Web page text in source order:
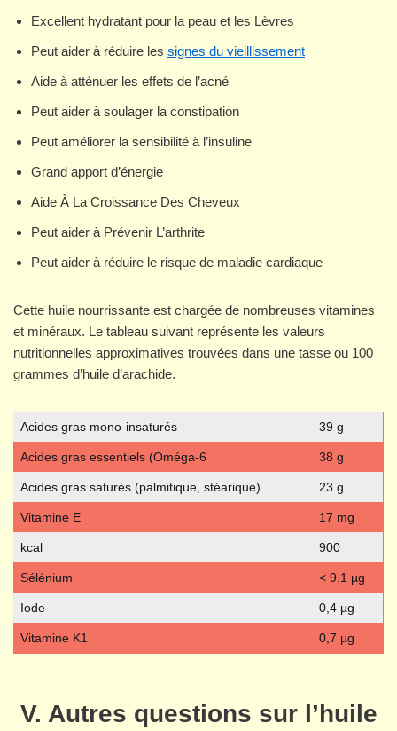
Excellent hydratant pour la peau et les Lèvres
Peut aider à réduire les signes du vieillissement
Aide à atténuer les effets de l’acné
Peut aider à soulager la constipation
Peut améliorer la sensibilité à l’insuline
Grand apport d’énergie
Aide À La Croissance Des Cheveux
Peut aider à Prévenir L’arthrite
Peut aider à réduire le risque de maladie cardiaque
Cette huile nourrissante est chargée de nombreuses vitamines
et minéraux. Le tableau suivant représente les valeurs
nutritionnelles approximatives trouvées dans une tasse ou 100
grammes d’huile d’arachide.
Acides gras mono-insaturés 39 g
Acides gras essentiels (Oméga-6 38 g
Acides gras saturés (palmitique, stéarique) 23 g
Vitamine E 17 mg
kcal 900
Sélénium < 9.1 µg
Iode 0,4 µg
Vitamine K1 0,7 µg
V. Autres questions sur l’huile